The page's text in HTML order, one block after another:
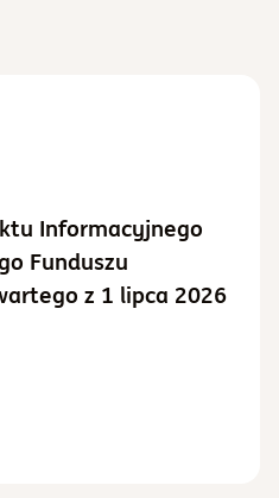
Informacyjnego
Funduszu
z 1 lipca 2026
Prospektu